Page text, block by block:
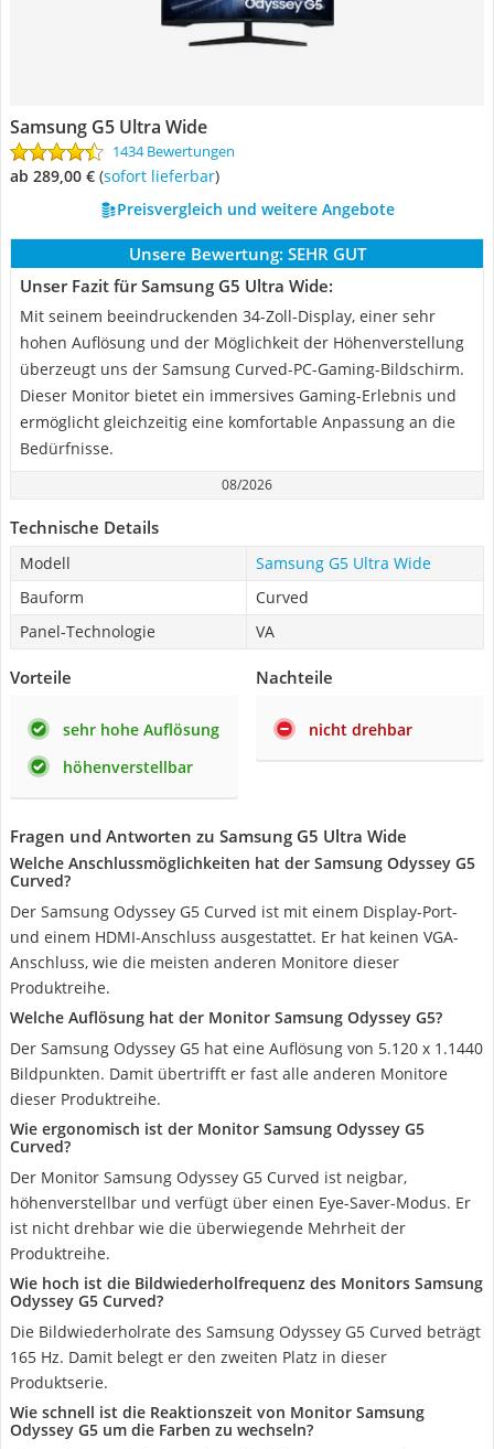
Samsung G5 Ultra Wide
1434 Bewertungen
ab 289,00 € ( Sofort lieferbar)
Preisvergleich und weitere Angebote
Unsere Bewertung: SEHR GUT
Unser Fazit für Samsung G5 Ultra Wide:
Mit seinem beeindruckenden 34-Zoll-Display, einer sehr
hohen Auflösung und der Möglichkeit der Höhenverstellung
überzeugt uns der Samsung Curved-PC-Gaming-Bildschirm.
Dieser Monitor bietet ein immersives Gaming-Erlebnis und
ermöglicht gleichzeitig eine komfortable Anpassung an die
Bedürfnisse.
08/2026
Technische Details
Modell
Samsung G5 Ultra Wide
Bauform
Curved
Panel-Technologie
VA
Vorteile
sehr hohe Auflösung
höhenverstellbar
Nachteile
nicht drehbar
Fragen und Antworten zu Samsung G5 Ultra Wide
Welche Anschlussmöglichkeiten hat der Samsung Odyssey G5
Curved?
Der Samsung Odyssey G5 Curved ist mit einem Display-Port-
und einem HDMI-Anschluss ausgestattet. Er hat keinen VGA-
Anschluss, wie die meisten anderen Monitore dieser
Produktreihe.
Welche Auflösung hat der Monitor Samsung Odyssey G5?
Der Samsung Odyssey G5 hat eine Auflösung von 5.120 x 1.1440
Bildpunkten. Damit übertrifft er fast alle anderen Monitore
dieser Produktreihe.
Wie ergonomisch ist der Monitor Samsung Odyssey G5
Curved?
Der Monitor Samsung Odyssey G5 Curved ist neigbar,
höhenverstellbar und verfügt über einen Eye-Saver-Modus. Er
ist nicht drehbar wie die überwiegende Mehrheit der
Produktreihe.
Wie hoch ist die Bildwiederholfrequenz des Monitors Samsung
Odyssey G5 Curved?
Die Bildwiederholrate des Samsung Odyssey G5 Curved beträgt
165 Hz. Damit belegt er den zweiten Platz in dieser
Produktserie.
Wie schnell ist die Reaktionszeit von Monitor Samsung
Odyssey G5 um die Farben zu wechseln?